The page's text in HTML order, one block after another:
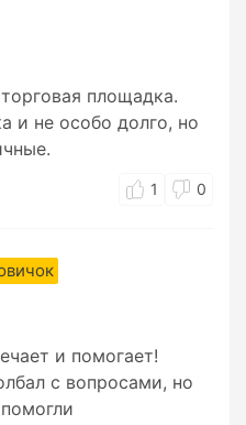
площадка.
и не особо долго, но
1 0
и помогает!
с вопросами, но